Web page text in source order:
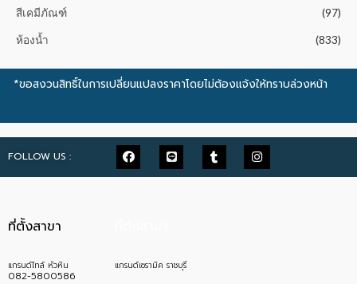
สีเคมีภัณฑ์ (97)
ห้องน้ำ (833)
*ขอสงวนสิทธิ์ในการเปลี่ยนแปลงราคาโดยไม่ต้องแจ้งให้ทราบล่วงหน้า
FOLLOW US :
ที่ตั้งสาขา
แกรนด์ไทล์ หัวหิน
082-5800586
แกรนด์เซรามิค ราชบุรี